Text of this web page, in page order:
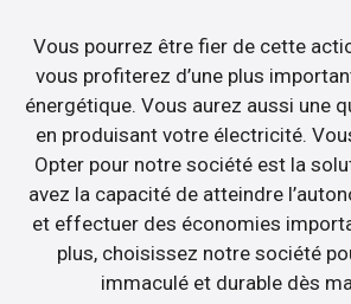
Vous pourrez être fier de cette
vous profiterez d’une plus
énergétique. Vous aurez aussi une
en produisant votre électricité.
Opter pour notre société est la
avez la capacité de atteindre
et effectuer des économies
plus, choisissez notre société
immaculé et durable dès